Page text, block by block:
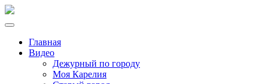
Главная
Видео
Дежурный по городу
Моя Карелия